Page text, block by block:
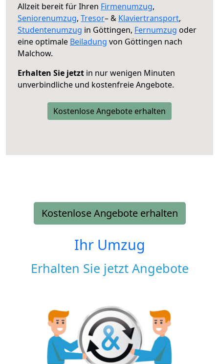
Allzeit bereit für Ihren Firmenumzug,
Seniorenumzug, Tresor– & Klaviertransport,
Studentenumzug in Göttingen, Fernumzug oder
eine optimale Beiladung von Göttingen nach
Malchow.
Erhalten Sie jetzt in nur wenigen Minuten
unverbindliche und kostenfreie Angebote.
Kostenlose Angebote erhalten
Kostenlose Angebote erhalten
Ihr Umzug
Erhalten Sie jetzt Angebote